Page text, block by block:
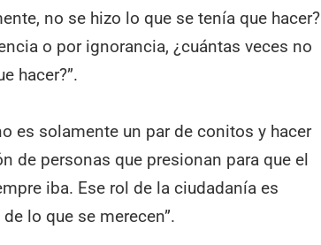
no se hizo lo que se tenía que hacer?
o por ignorancia, ¿cuántas veces no
hacer?”.
es solamente un par de conitos y hacer
de personas que presionan para que el
iba. Ese rol de la ciudadanía es
lo que se merecen”.